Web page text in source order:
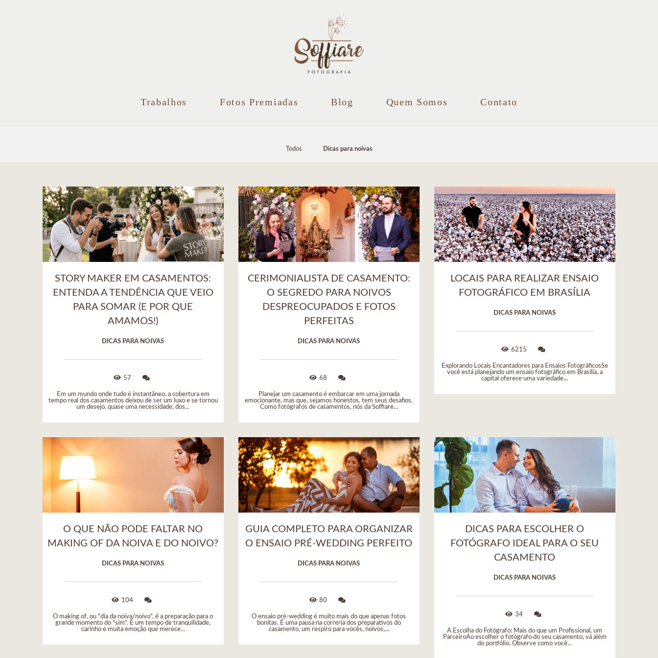
Trabalhos Fotos Premiadas Blog Quem Somos Contato
Todos Dicas para noivas
STORY MAKER EM CASAMENTOS:
ENTENDA A TENDÊNCIA QUE VEIO
PARA SOMAR (E POR QUE
AMAMOS!)
DICAS PARA NOIVAS
57
Em um mundo onde tudo é instantâneo, a cobertura em
tempo real dos casamentos deixou de ser um luxo e se tornou
um desejo, quase uma necessidade, dos...
CERIMONIALISTA DE CASAMENTO:
O SEGREDO PARA NOIVOS
DESPREOCUPADOS E FOTOS
PERFEITAS
DICAS PARA NOIVAS
68
Planejar um casamento é embarcar em uma jornada
emocionante, mas que, sejamos honestos, tem seus desafios.
Como fotógrafos de casamentos, nós da Soffiare...
LOCAIS PARA REALIZAR ENSAIO
FOTOGRÁFICO EM BRASÍLIA
DICAS PARA NOIVAS
6215
Explorando Locais Encantadores para Ensaios FotográficosSe
você está planejando um ensaio fotográfico em Brasília, a
capital oferece uma variedade...
O QUE NÃO PODE FALTAR NO
MAKING OF DA NOIVA E DO NOIVO?
DICAS PARA NOIVAS
104
O making of, ou "dia da noiva/noivo", é a preparação para o
grande momento do "sim". É um tempo de tranquilidade,
carinho e muita emoção que merece...
GUIA COMPLETO PARA ORGANIZAR
O ENSAIO PRÉ-WEDDING PERFEITO
DICAS PARA NOIVAS
80
O ensaio pré-wedding é muito mais do que apenas fotos
bonitas. É uma pausa na correria dos preparativos do
casamento, um respiro para vocês, noivos,...
DICAS PARA ESCOLHER O
FOTÓGRAFO IDEAL PARA O SEU
CASAMENTO
DICAS PARA NOIVAS
34
A Escolha do Fotógrafo: Mais do que um Profissional, um
ParceiroAo escolher o fotógrafo do seu casamento, vá além
do portfólio. Observe como você...